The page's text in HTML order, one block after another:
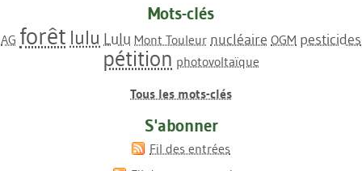
Mots-clés
AG forêt lulu Lulu Mont Touleur nucléaire OGM pesticides
pétition photovoltaïque
Tous les mots-clés
S'abonner
Fil des entrées